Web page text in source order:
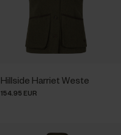
Hillside Harriet Weste
154.95 EUR